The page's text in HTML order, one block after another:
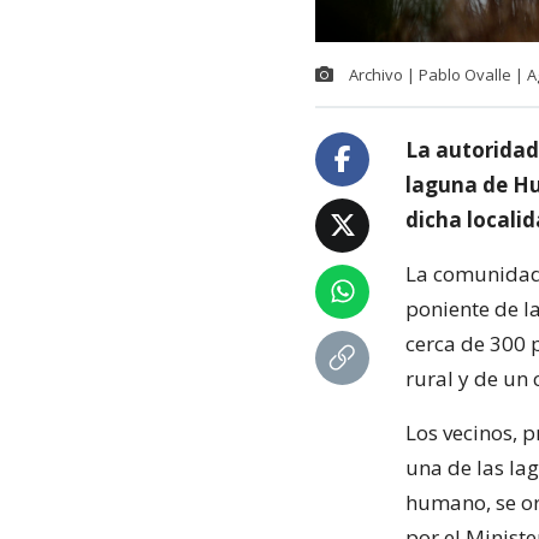
Archivo | Pablo Ovalle |
La
laguna de
dicha
La
poniente de
cerca de 300
rural y de un
Los vecinos,
una de las
humano, se